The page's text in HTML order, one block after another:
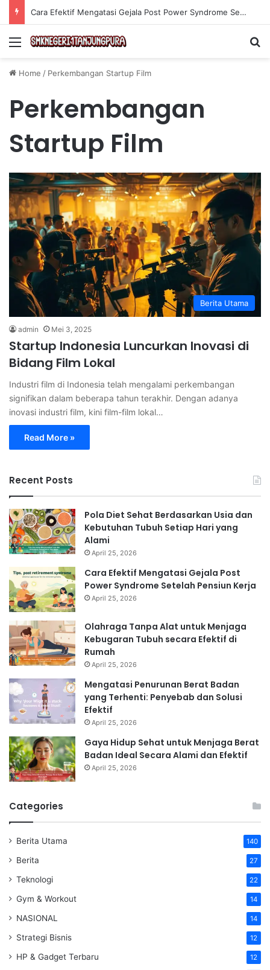
Cara Efektif Mengatasi Gejala Post Power Syndrome Setelah Pensiun Kerja
Menu
Home / Perkembangan Startup Film
Perkembangan
Startup Film
Berita Utama
admin Mei 3, 2025
Startup Indonesia Luncurkan Inovasi di
Bidang Film Lokal
Industri film di Indonesia telah mengalami perkembangan
signifikan dalam beberapa tahun terakhir. Dengan adanya
inovasi industri film, kini film-film lokal…
Read More »
Recent Posts
Pola Diet Sehat Berdasarkan Usia dan
Kebutuhan Tubuh Setiap Hari yang
Alami
April 25, 2026
Cara Efektif Mengatasi Gejala Post
Power Syndrome Setelah Pensiun Kerja
April 25, 2026
Olahraga Tanpa Alat untuk Menjaga
Kebugaran Tubuh secara Efektif di
Rumah
April 25, 2026
Mengatasi Penurunan Berat Badan
yang Terhenti: Penyebab dan Solusi
Efektif
April 25, 2026
Gaya Hidup Sehat untuk Menjaga Berat
Badan Ideal Secara Alami dan Efektif
April 25, 2026
Categories
Berita Utama 140
Berita 27
Teknologi 22
Gym & Workout 14
NASIONAL 14
Strategi Bisnis 12
HP & Gadget Terbaru 12